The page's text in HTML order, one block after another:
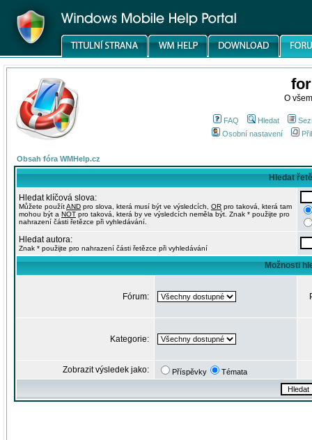
O
FAQ Hledat
Osobní nastavení
Obsah fóra WMHelp.cz
Hledat
Hledat klíčová slova:
Můžete použítAND pro slova, která musí být ve výsledcích, OR pro taková, která tam
mohou být a NOT pro taková, která by ve výsledcích neměla být. Znak * použijte pro
nahrazení části řetězce při vyhledávání.
Hledat autora:
Znak * použijte pro nahrazení části řetězce při vyhledávání
Možnosti
Fórum:
Kategorie:
Zobrazit výsledek jako: Příspěvky Témata